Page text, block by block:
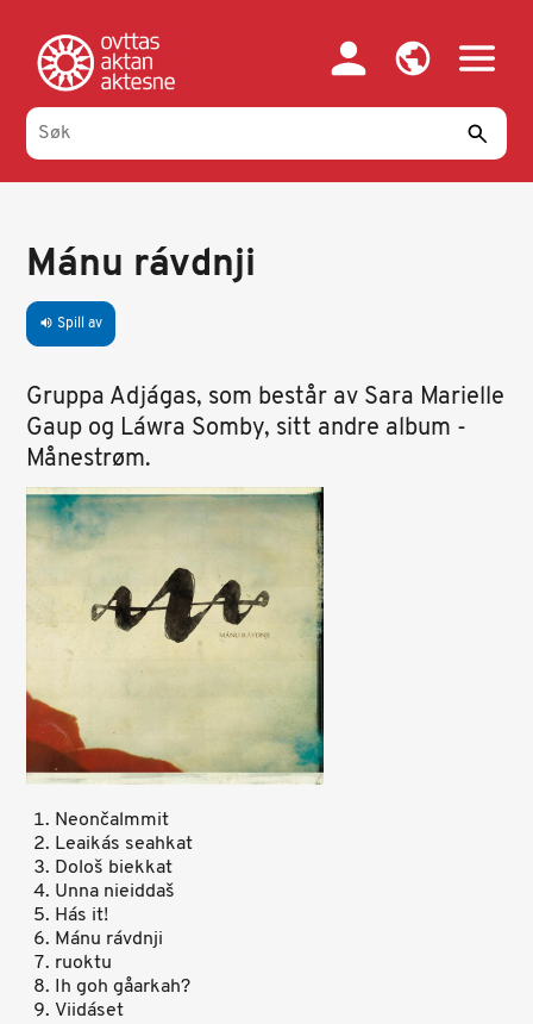
hovedinnhold
Mánu rávdnji
volume_up Spill av
Gruppa Adjágas, som består av Sara Marielle
Gaup og Láwra Somby, sitt andre album -
Månestrøm.
Neončalmmit
Leaikás seahkat
Dološ biekkat
Unna nieiddaš
Hás it!
Mánu rávdnji
ruoktu
Ih goh gåarkah?
Viidáset